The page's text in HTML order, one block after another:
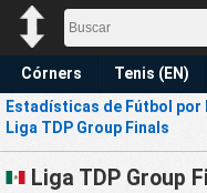
Córners Tenis (EN)
Estadísticas de Fútbol
Liga TDP Group Finals
Liga TDP Group